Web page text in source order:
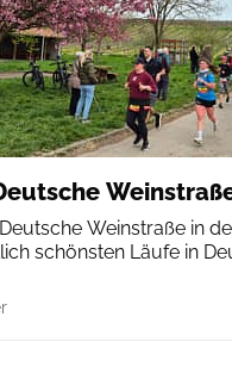
Weinstraße in
schönsten Läufe in